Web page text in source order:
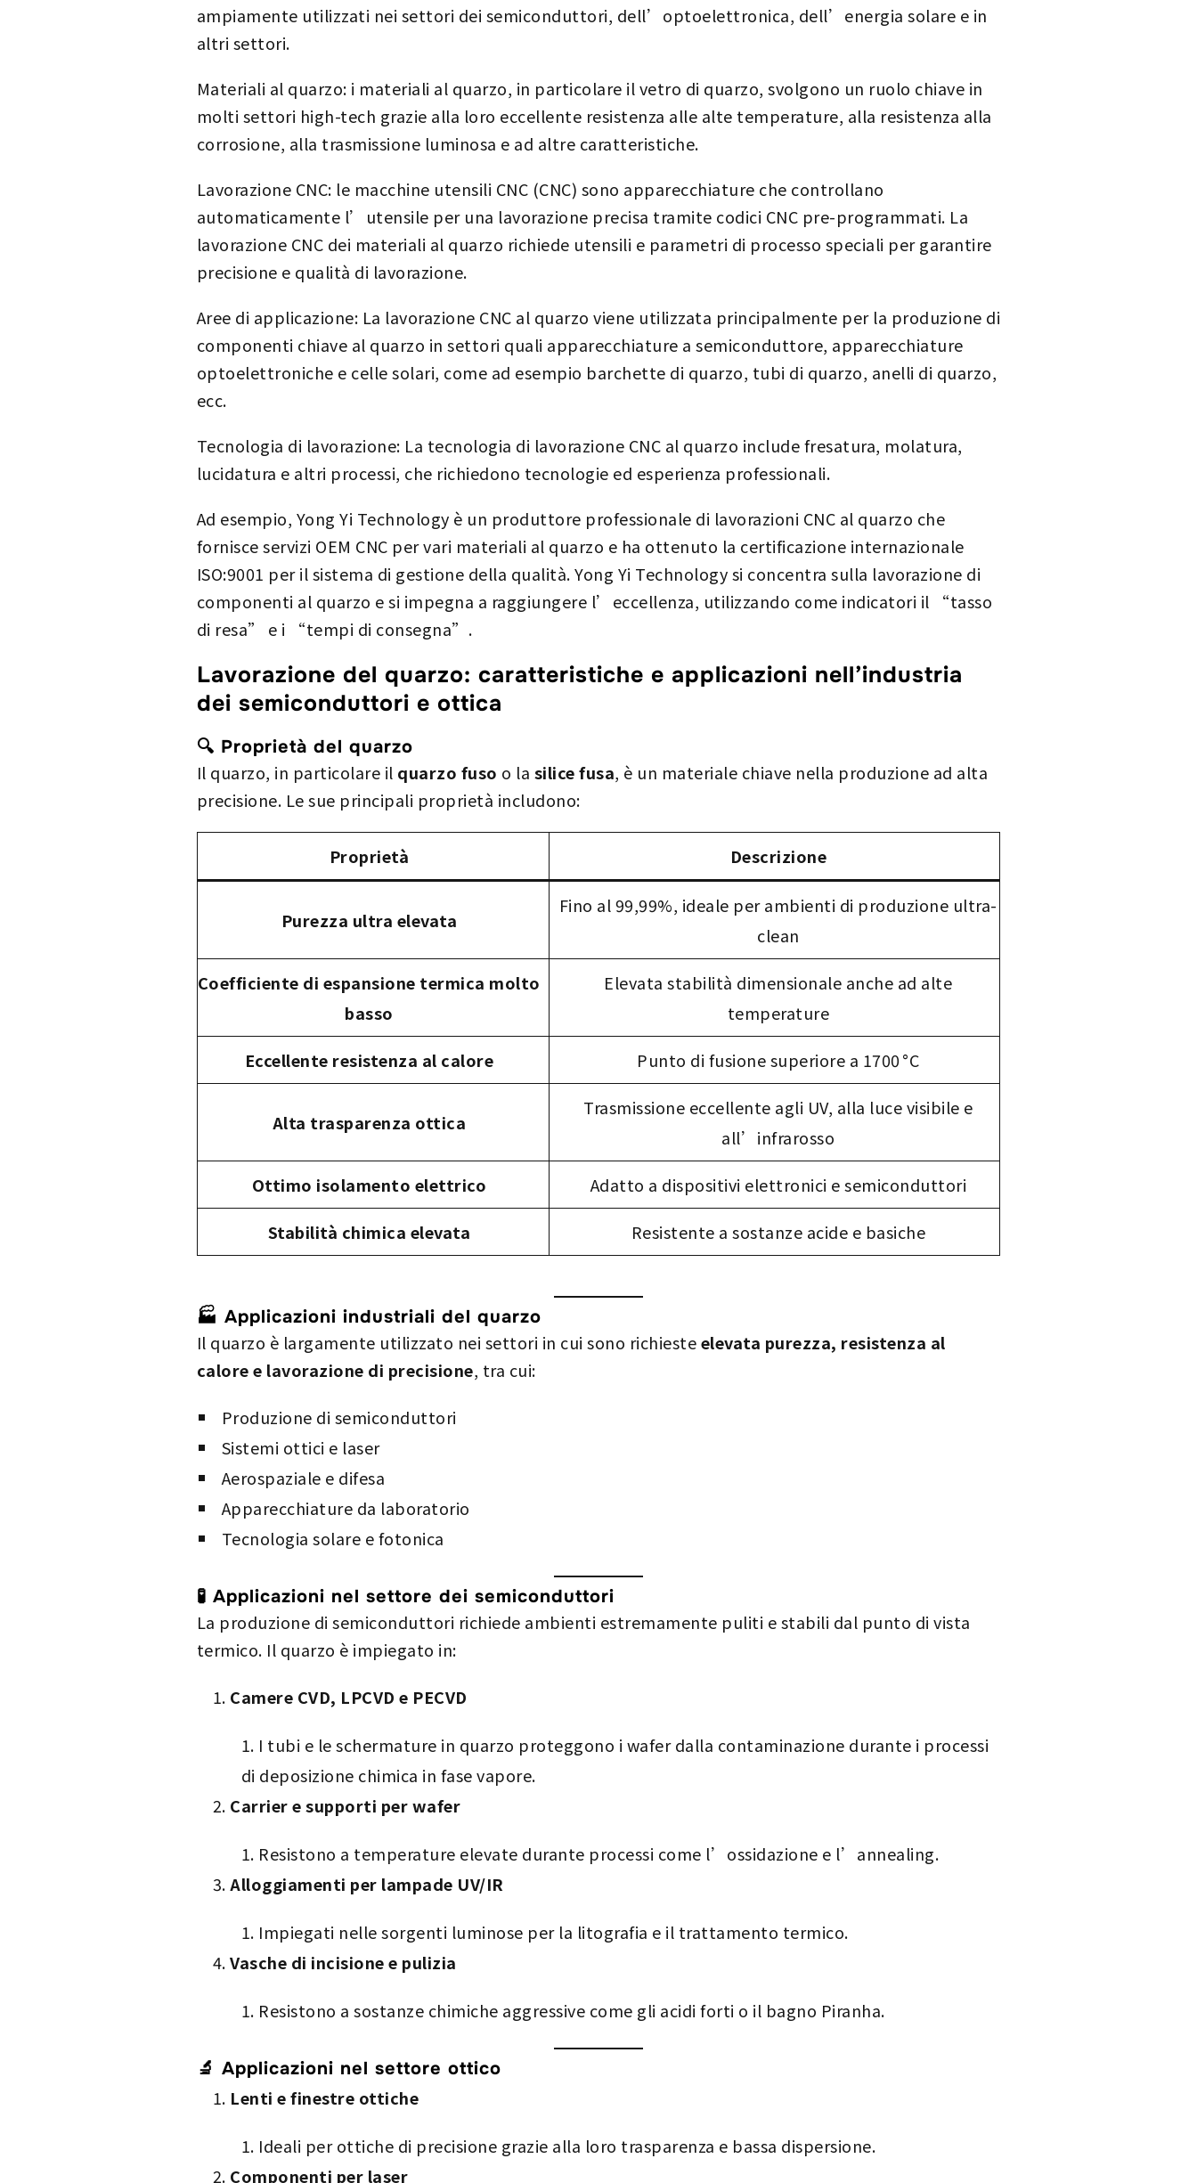
ampiamente utilizzati nei settori dei semiconduttori, dell’optoelettronica, dell’energia solare e in
altri settori.
Materiali al quarzo: i materiali al quarzo, in particolare il vetro di quarzo, svolgono un ruolo chiave in
molti settori high-tech grazie alla loro eccellente resistenza alle alte temperature, alla resistenza alla
corrosione, alla trasmissione luminosa e ad altre caratteristiche.
Lavorazione CNC: le macchine utensili CNC (CNC) sono apparecchiature che controllano
automaticamente l’utensile per una lavorazione precisa tramite codici CNC pre-programmati. La
lavorazione CNC dei materiali al quarzo richiede utensili e parametri di processo speciali per garantire
precisione e qualità di lavorazione.
Aree di applicazione: La lavorazione CNC al quarzo viene utilizzata principalmente per la produzione di
componenti chiave al quarzo in settori quali apparecchiature a semiconduttore, apparecchiature
optoelettroniche e celle solari, come ad esempio barchette di quarzo, tubi di quarzo, anelli di quarzo,
ecc.
Tecnologia di lavorazione: La tecnologia di lavorazione CNC al quarzo include fresatura, molatura,
lucidatura e altri processi, che richiedono tecnologie ed esperienza professionali.
Ad esempio, Yong Yi Technology è un produttore professionale di lavorazioni CNC al quarzo che
fornisce servizi OEM CNC per vari materiali al quarzo e ha ottenuto la certificazione internazionale
ISO:9001 per il sistema di gestione della qualità. Yong Yi Technology si concentra sulla lavorazione di
componenti al quarzo e si impegna a raggiungere l’eccellenza, utilizzando come indicatori il “tasso
di resa” e i “tempi di consegna”.
Lavorazione del quarzo: caratteristiche e applicazioni nell’industria
dei semiconduttori e ottica
🔍 Proprietà del quarzo
Il quarzo, in particolare il quarzo fuso o la silice fusa, è un materiale chiave nella produzione ad alta
precisione. Le sue principali proprietà includono:
Proprietà Descrizione
Purezza ultra elevata
Fino al 99,99%, ideale per ambienti di produzione ultra-
clean
Coefficiente di espansione termica molto
basso
Elevata stabilità dimensionale anche ad alte
temperature
Eccellente resistenza al calore Punto di fusione superiore a 1700 °C
Alta trasparenza ottica
Trasmissione eccellente agli UV, alla luce visibile e
all’infrarosso
Ottimo isolamento elettrico Adatto a dispositivi elettronici e semiconduttori
Stabilità chimica elevata Resistente a sostanze acide e basiche
🏭 Applicazioni industriali del quarzo
Il quarzo è largamente utilizzato nei settori in cui sono richiesteelevata purezza, resistenza al
calore e lavorazione di precisione, tra cui:
Produzione di semiconduttori
Sistemi ottici e laser
Aerospaziale e difesa
Apparecchiature da laboratorio
Tecnologia solare e fotonica
🧪 Applicazioni nel settore dei semiconduttori
La produzione di semiconduttori richiede ambienti estremamente puliti e stabili dal punto di vista
termico. Il quarzo è impiegato in:
Camere CVD, LPCVD e PECVD
I tubi e le schermature in quarzo proteggono i wafer dalla contaminazione durante i processi
di deposizione chimica in fase vapore.
Carrier e supporti per wafer
Resistono a temperature elevate durante processi come l’ossidazione e l’annealing.
Alloggiamenti per lampade UV/IR
Impiegati nelle sorgenti luminose per la litografia e il trattamento termico.
Vasche di incisione e pulizia
Resistono a sostanze chimiche aggressive come gli acidi forti o il bagno Piranha.
🔬 Applicazioni nel settore ottico
Lenti e finestre ottiche
Ideali per ottiche di precisione grazie alla loro trasparenza e bassa dispersione.
Componenti per laser